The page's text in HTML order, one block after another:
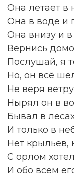
Она летает в
Она в воде и
Она внизу и
Вернись
Послушай, я
Но, он всё
Не веря
Нырял он в
Бывал в
И только в
Нет крыльев,
С орлом
И обо всём